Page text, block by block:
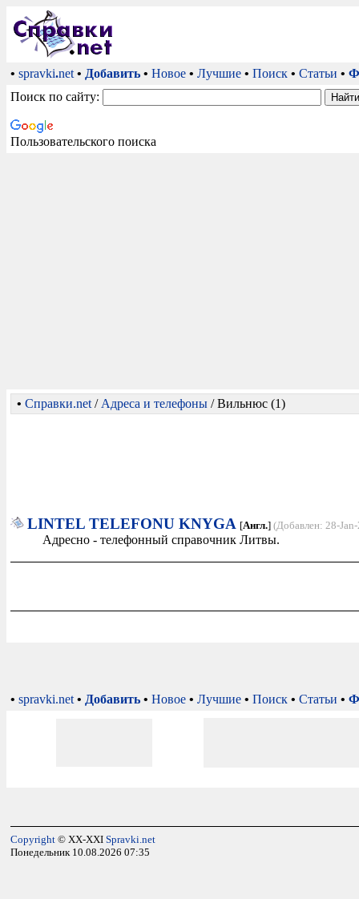
• spravki.net • Добавить • Новое • Лучшие • Поиск • Статьи •
Поиск по сайту:
Пользовательского поиска
• Справки.net / Адреса и телефоны / Вильнюс (1)
LINTEL TELEFONU KNYGA [Англ.] (Добавлен: 28-
Адресно - телефонный справочник Литвы.
• spravki.net • Добавить • Новое • Лучшие • Поиск • Статьи •
Copyright © XX-XXI Spravki.net
Понедельник 10.08.2026 07:35